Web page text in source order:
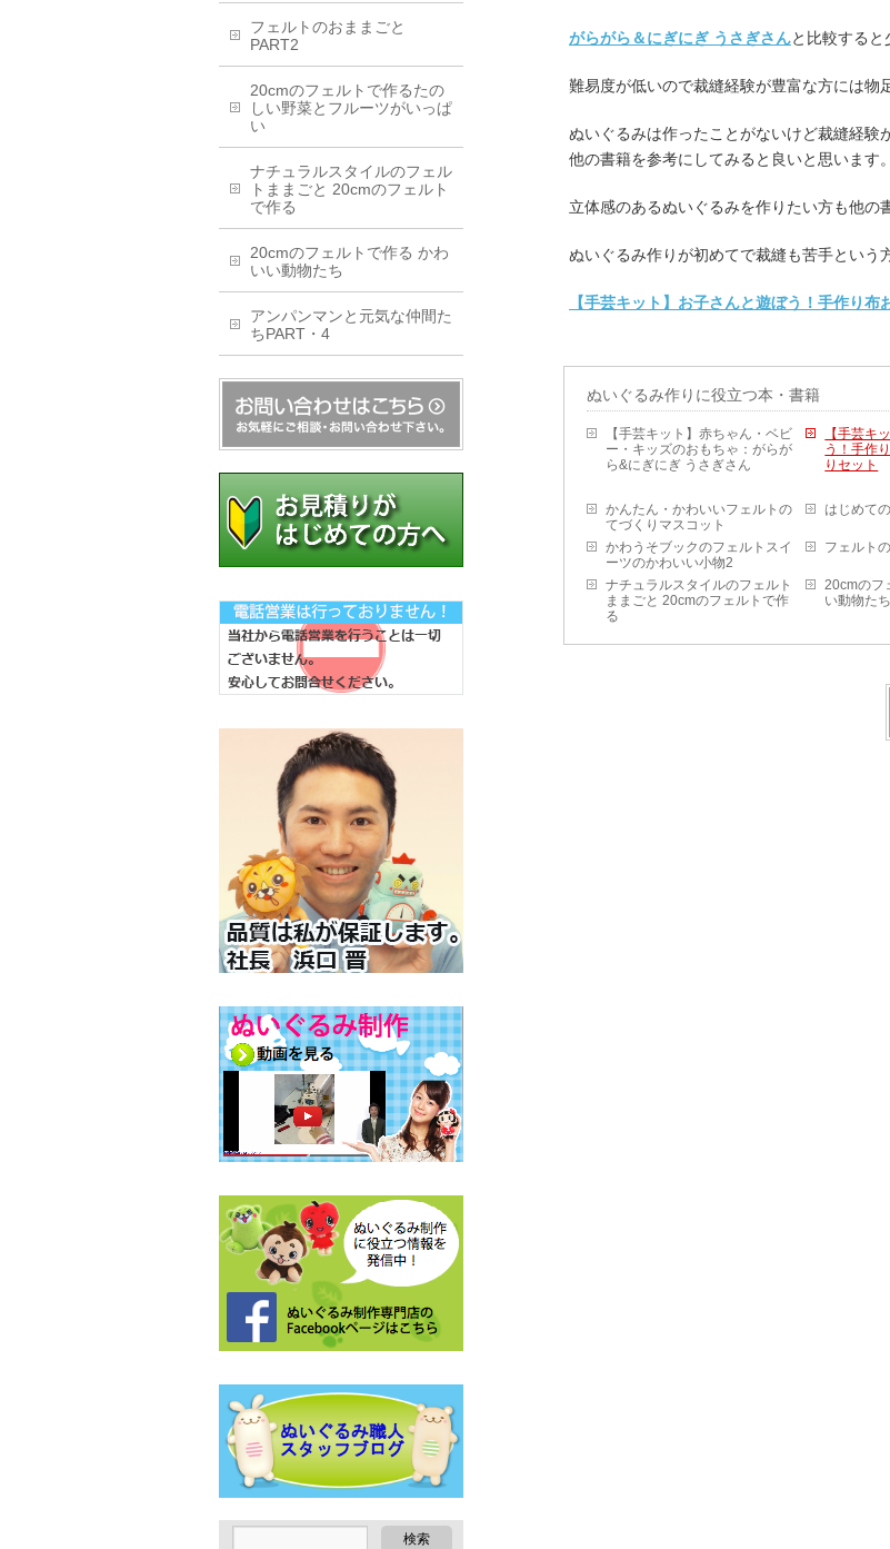
がらがら＆にぎにぎ うさぎさんと比較すると
難易度が低いので裁縫経験が豊富な方には物
ぬいぐるみは作ったことがないけど裁縫経験
他の書籍を参考にしてみると良いと思います。
立体感のあるぬいぐるみを作りたい方も他の
ぬいぐるみ作りが初めてで裁縫も苦手という
【手芸キット】お子さんと遊ぼう！手作り布
ぬいぐるみ作りに役立つ本・書籍
【手芸キット】赤ちゃん・ベビ
ー・キッズのおもちゃ：がらが
ら&にぎにぎ うさぎさん
【手芸キ
う！手作
りセット
かんたん・かわいいフェルトの
てづくりマスコット
はじめて
かわうそブックのフェルトスイ
ーツのかわいい小物2
フェルト
ナチュラルスタイルのフェルト
ままごと 20cmのフェルトで作
る
20cmのフ
い動物たち
フェルトのおままごと
PART2
20cmのフェルトで作るたの
しい野菜とフルーツがいっぱ
い
ナチュラルスタイルのフェル
トままごと 20cmのフェルト
で作る
20cmのフェルトで作る かわ
いい動物たち
アンパンマンと元気な仲間た
ちPART・4